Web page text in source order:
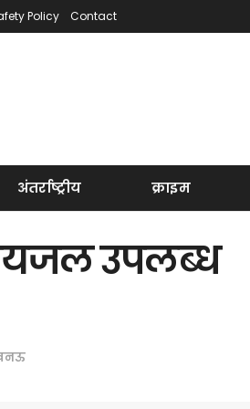
Policy Contact
अंतर्राष्ट्रीय क्राइम
उपलब्ध